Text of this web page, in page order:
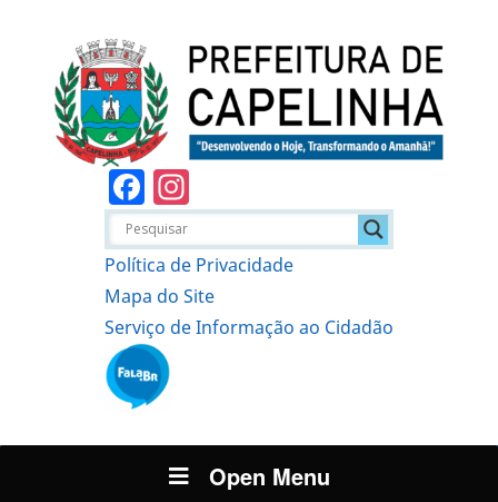
Facebook
Política de Privacidade
Mapa do Site
Serviço de Informação ao Cidadão
Open Menu